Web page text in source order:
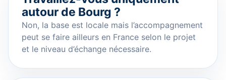
autour de Bourg ?
Non, la base est locale mais l’accompagnement
peut se faire ailleurs en France selon le projet
et le niveau d’échange nécessaire.